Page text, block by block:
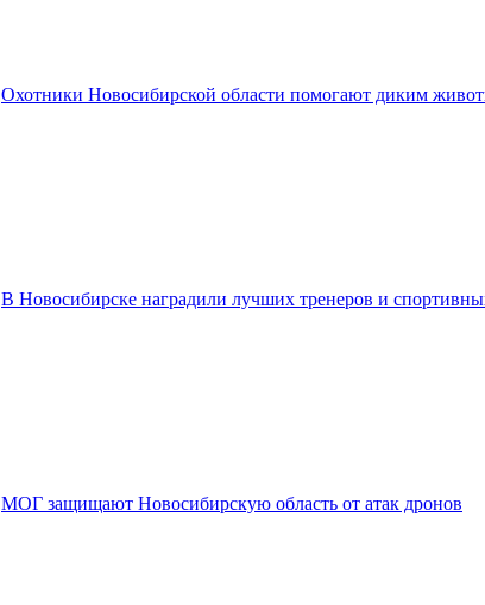
Охотники Новосибирской области помогают диким
В Новосибирске наградили лучших тренеров и
МОГ защищают Новосибирскую область от атак дронов